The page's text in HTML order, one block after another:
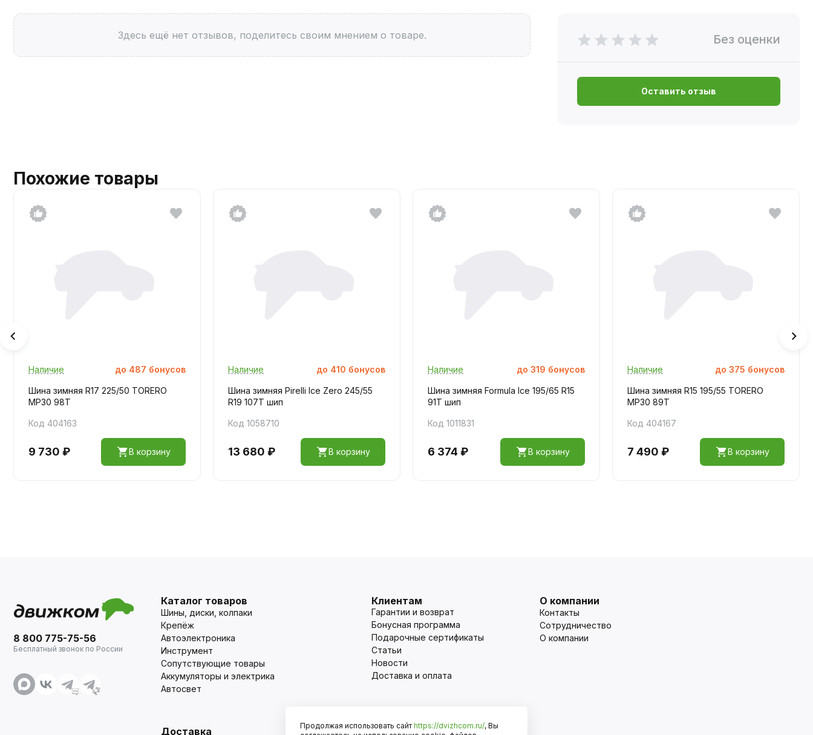
Здесь ещё нет отзывов, поделитесь своим мнением о товаре. Без оценки
Оставить отзыв
Похожие товары
Наличие до 487 бонусов
Шина зимняя R17 225/50 TORERO
MP30 98T
Код 404163
9 730 ₽ В корзину
Наличие до 410 бонусов
Шина зимняя Pirelli Ice Zero 245/55
R19 107T шип
Код 1058710
13 680 ₽ В корзину
Наличие до 319 бонусов
Шина зимняя Formula Ice 195/65 R15
91T шип
Код 1011831
6 374 ₽ В корзину
Наличие до 375 бонусов
Шина зимняя R15 195/55 TORERO
MP30 89T
Код 404167
7 490 ₽ В корзину
8 800 775-75-56
Бесплатный звонок по России
Каталог товаров
Шины, диски, колпаки
Крепёж
Автоэлектроника
Инструмент
Сопутствующие товары
Аккумуляторы и электрика
Автосвет
Клиентам
Гарантии и возврат
Бонусная программа
Подарочные сертификаты
Статьи
Новости
Доставка и оплата
О компании
Контакты
Сотрудничество
О компании
Доставка Оплата
Продолжая использовать сайт https://dvizhcom.ru/, Вы